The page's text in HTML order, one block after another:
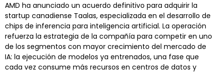
AMD ha anunciado un acuerdo definitivo para adquirir la
startup canadiense Taalas, especializada en el desarrollo de
chips de inferencia para inteligencia artificial. La operación
refuerza la estrategia de la compañía para competir en uno
de los segmentos con mayor crecimiento del mercado de
IA: la ejecución de modelos ya entrenados, una fase que
cada vez consume más recursos en centros de datos y